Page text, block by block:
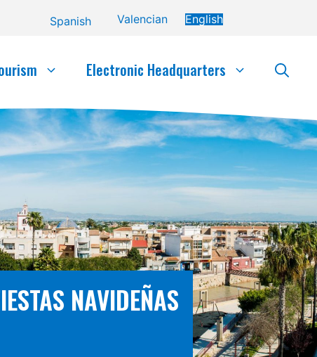
Spanish Valencian English
Electronic Headquarters
NAVIDEÑAS